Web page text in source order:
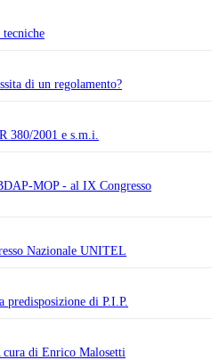
di un regolamento?
380/2001 e s.m.i.
MOP - al IX Congresso
Nazionale UNITEL
di P.I.P.
di Enrico Malosetti